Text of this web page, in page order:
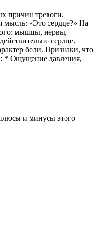
причин тревоги.
мысль: «Это сердце?» На
мышцы, нервы,
сердце.
боли. Признаки, что
* Ощущение давления,
и минусы этого